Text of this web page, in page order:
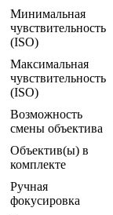
Минимальная
чувствительность
(ISO)
Максимальная
чувствительность
(ISO)
Возможность
смены объектива
Объектив(ы) в
комплекте
Ручная
фокусировка